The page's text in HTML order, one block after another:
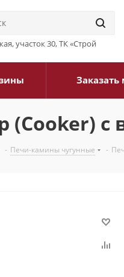
участок 30, ТК «Строй
(Cooker) c
- Печи-камины чугунные -